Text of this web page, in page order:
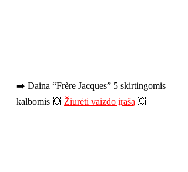
➡️ Daina “Frère Jacques” 5 skirtingomis
kalbomis 💥 Žiūrėti vaizdo įrašą 💥